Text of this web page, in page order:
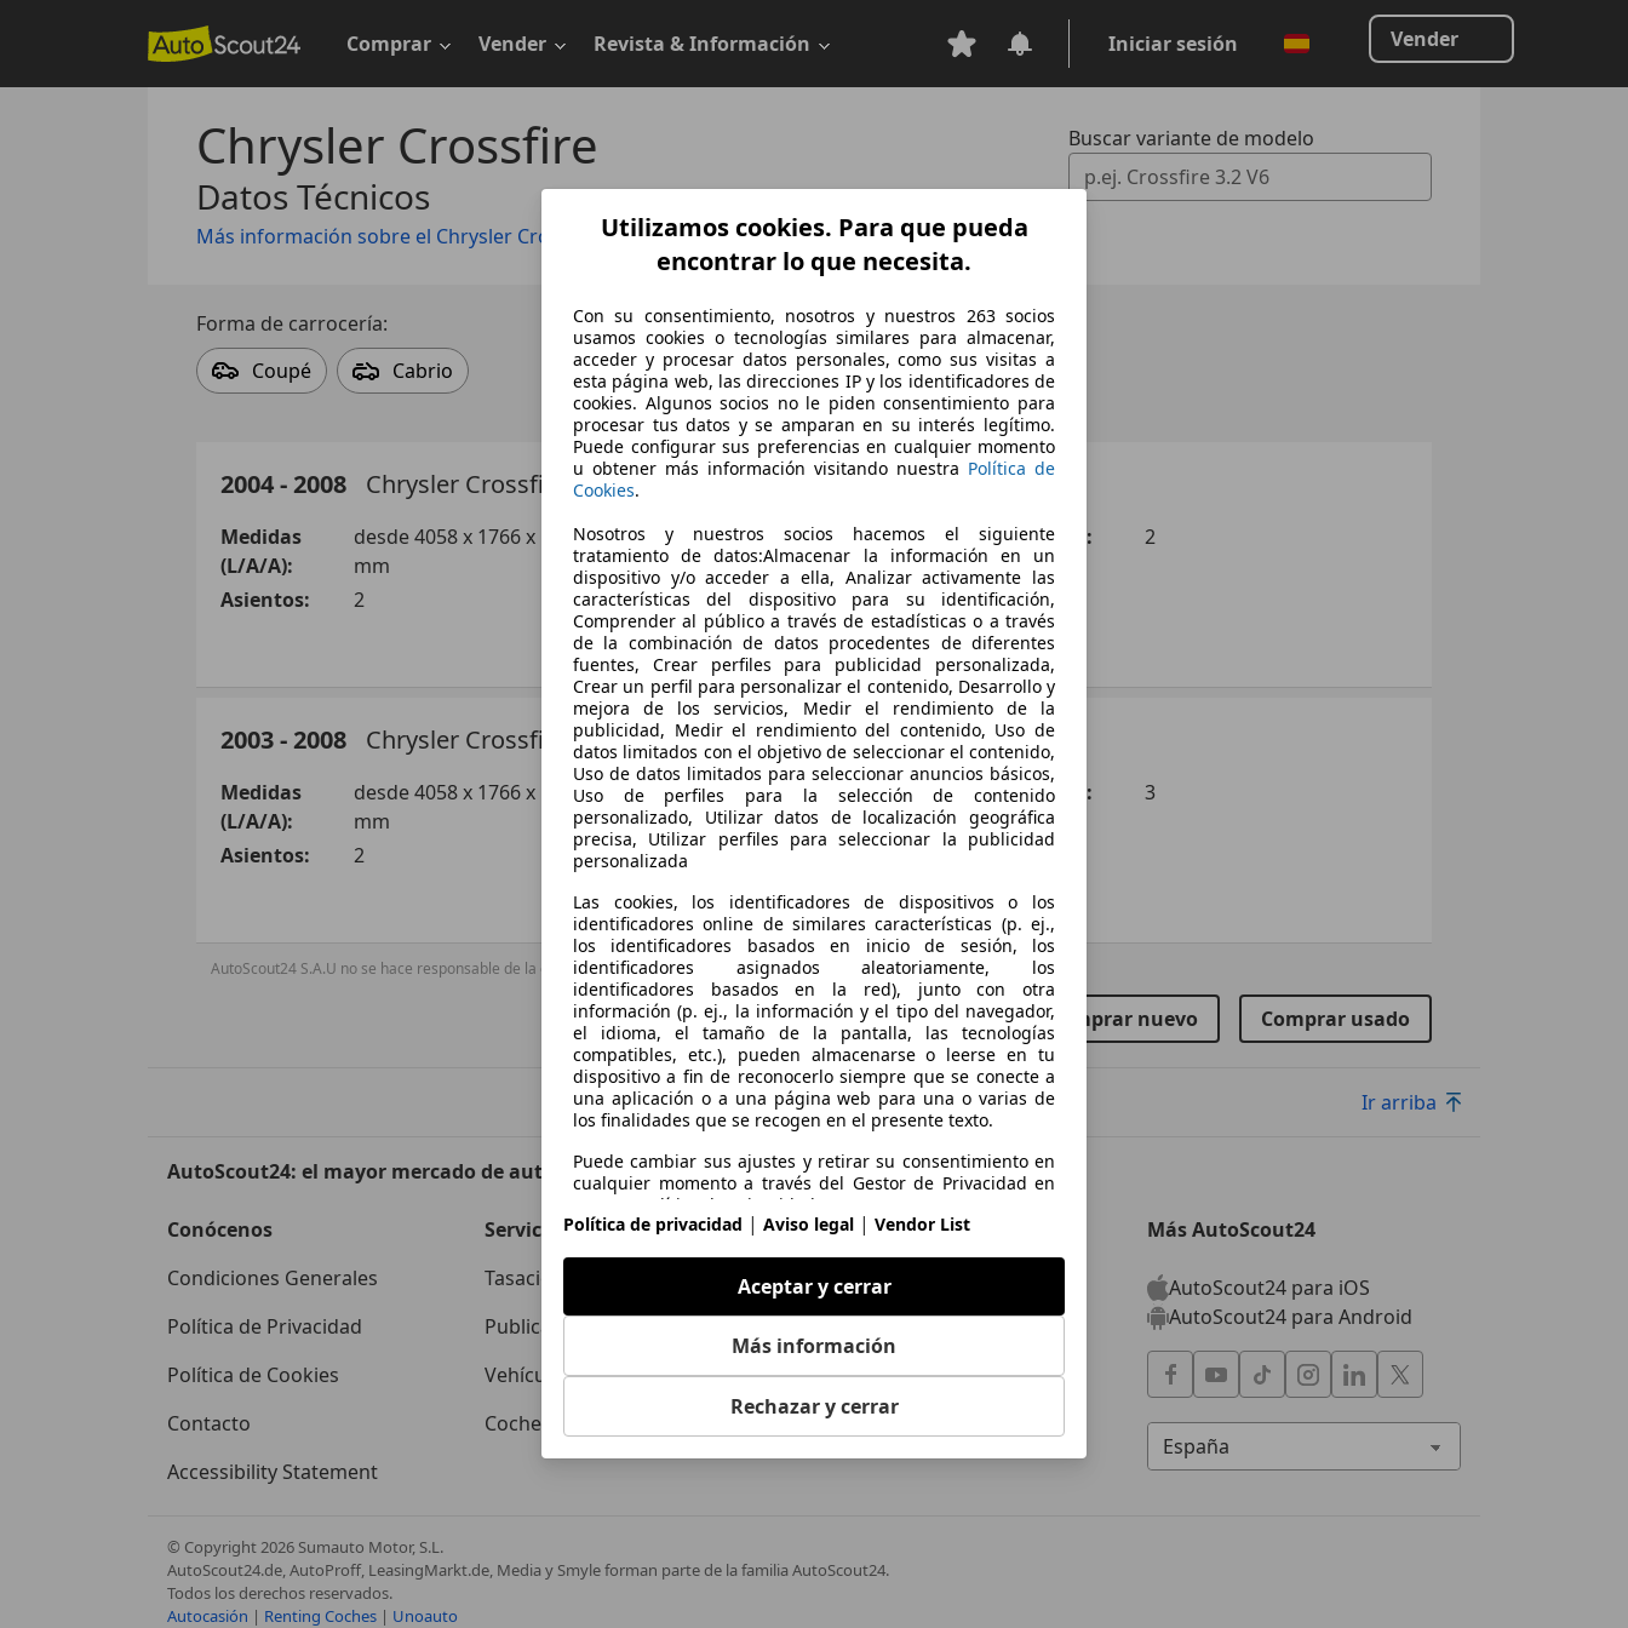
Comprar Vender Revista & Información Iniciar sesión Vender
Chrysler Crossfire
Datos Técnicos
Buscar variante de modelo
Más información sobre el Chrysler Crossfire
Forma de carrocería:
Coupé
Cabrio
Combustible:
Gasolina
2004 - 2008 Chrysler Crossfire Roadster
Medidas
(L/A/A):
desde 4058 x 1766 x 1296
mm
Potencia:
160 - 243 KW (218 - 330
PS)
Puertas: 2
Asientos:
2
Mostrar variantes
Cabrio
Gasolina
Crossfire 3.2 V6 160 KW (218 PS) Ø 10.4 l/100km
160 KW (218 PS) Ø 10.4 l/100km
Crossfire 3.2 V6 Limited Aut. 160 KW (218 PS) Ø 10.4 l/100km
243 KW (330 PS) Ø 11.0 l/100km
2003 - 2008 Chrysler Crossfire
Medidas
(L/A/A):
desde 4058 x 1766 x 1296
mm
Potencia:
160 - 243 KW (218 - 330
PS)
Puertas: 3
Asientos:
2
Mostrar variantes
Coupé
160 KW (218 PS) Ø 10.4 l/100km
Crossfire 3.2 V6 Limited 160 KW (218 PS) Ø 10.4 l/100km
Crossfire 3.2 V6 Limited Aut. 160 KW (218 PS) Ø 10.4 l/100km
Crossfire 3.2 V6 SRT6
AutoScout24 S.A.U no se hace responsable de la exactitud de la información.
Comprar nuevo Comprar usado
Ir arriba
AutoScout24: el mayor mercado de automoción de Europa
Conócenos
Condiciones Generales
Política de Privacidad
Política de Cookies
Contacto
Accessibility Statement
Servicios
Tasación de vehículos
Publicar anuncio gratis
Vehículos de ocasión por marca
Coches de ocasión por provincia
Clientes
Iniciar sesión
Contacta con nosotros
Más AutoScout24
AutoScout24 para iOS
AutoScout24 para Android
© Copyright2026 Sumauto Motor, S.L.
AutoScout24.de, AutoProff, LeasingMarkt.de, Media y Smyle forman parte de la familia AutoScout24.
Todos los derechos reservados.
Autocasión | Renting Coches | Unoauto
Utilizamos cookies. Para que pueda
encontrar lo que necesita.
Con su consentimiento, nosotros y nuestros 263 socios
usamos cookies o tecnologías similares para almacenar,
acceder y procesar datos personales, como sus visitas a
esta página web, las direcciones IP y los identificadores de
cookies. Algunos socios no le piden consentimiento para
procesar tus datos y se amparan en su interés legítimo.
Puede configurar sus preferencias en cualquier momento
u obtener más información visitando nuestra Política de
Cookies.
Nosotros y nuestros socios hacemos el siguiente
tratamiento de datos:Almacenar la información en un
dispositivo y/o acceder a ella, Analizar activamente las
características del dispositivo para su identificación,
Comprender al público a través de estadísticas o a través
de la combinación de datos procedentes de diferentes
fuentes, Crear perfiles para publicidad personalizada,
Crear un perfil para personalizar el contenido, Desarrollo y
mejora de los servicios, Medir el rendimiento de la
publicidad, Medir el rendimiento del contenido, Uso de
datos limitados con el objetivo de seleccionar el contenido,
Uso de datos limitados para seleccionar anuncios básicos,
Uso de perfiles para la selección de contenido
personalizado, Utilizar datos de localización geográfica
precisa, Utilizar perfiles para seleccionar la publicidad
personalizada
Las cookies, los identificadores de dispositivos o los
identificadores online de similares características (p. ej.,
los identificadores basados en inicio de sesión, los
identificadores asignados aleatoriamente, los
identificadores basados en la red), junto con otra
información (p. ej., la información y el tipo del navegador,
el idioma, el tamaño de la pantalla, las tecnologías
compatibles, etc.), pueden almacenarse o leerse en tu
dispositivo a fin de reconocerlo siempre que se conecte a
una aplicación o a una página web para una o varias de
los finalidades que se recogen en el presente texto.
Puede cambiar sus ajustes y retirar su consentimiento en
cualquier momento a través del Gestor de Privacidad en
nuestra Política de privacidad.
Propósitos
Datos de localización geográfica precisa e identificación
Publicidad y contenido personalizados, medición de
publicidad y contenido, investigación de audiencia y
Nosotros o estos proveedores utilizamos cookies o
herramientas y tecnologías similares necesarias para las
Política de privacidad | Aviso legal | Vendor List
Aceptar y cerrar
Más información
Rechazar y cerrar